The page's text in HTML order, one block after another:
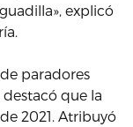
explicó
paradores
que la
2021. Atribuyó